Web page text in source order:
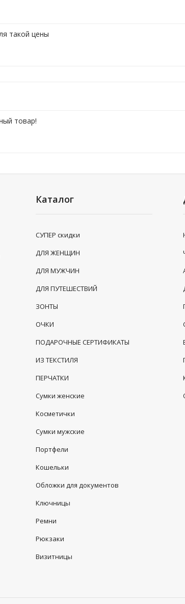
такой цены
товар!
Каталог
СУПЕР скидки
ДЛЯ ЖЕНЩИН
ДЛЯ МУЖЧИН
ДЛЯ ПУТЕШЕСТВИЙ
ЗОНТЫ
ОЧКИ
ПОДАРОЧНЫЕ СЕРТИФИКАТЫ
ИЗ ТЕКСТИЛЯ
ПЕРЧАТКИ
Сумки женские
Косметички
Сумки мужские
Портфели
Кошельки
Обложки для документов
Ключницы
Ремни
Рюкзаки
Визитницы